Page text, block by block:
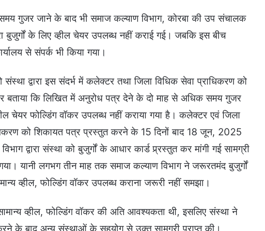
गुजर जाने के बाद भी समाज कल्याण विभाग, कोरबा की उप संचालक
बुजुर्गों के लिए व्हील चेयर उपलब्ध नहीं कराई गई। जबकि इस बीच
से संपर्क भी किया गया।
द्वारा इस संदर्भ में कलेक्टर तथा जिला विधिक सेवा प्राधिकरण को
बताया कि लिखित में अनुरोध पत्र देने के दो माह से अधिक समय गुजर
चेयर फोल्डिंग वॉकर उपलब्ध नहीं कराया गया है। कलेक्टर एवं जिला
को शिकायत पत्र प्रस्तुत करने के 15 दिनों बाद 18 जून, 2025
द्वारा संस्था को बुजुर्गों के आधार कार्ड प्र्रस्तुत कर मांगी गई सामग्री
यानी लगभग तीन माह तक समाज कल्याण विभाग ने जरूरतमंद बुजुर्गों
व्हील, फोल्डिंग वॉकर उपलब्ध कराना जरूरी नहीं समझा।
व्हील, फोल्डिंग वॉकर की अति आवश्यकता थी, इसलिए संस्था ने
के बाद अन्य संस्थाओं के सहयोग से उक्त सामग्री प्राप्त की।